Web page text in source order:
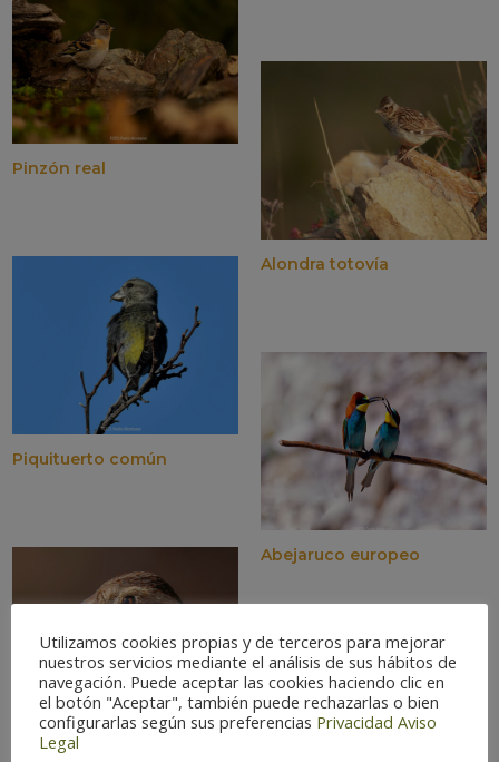
Pinzón real
Piquituerto común
Gorrión chillón
Alondra totovía
Abejaruco europeo
Utilizamos cookies propias y de terceros para mejorar
nuestros servicios mediante el análisis de sus hábitos de
navegación. Puede aceptar las cookies haciendo clic en
el botón "Aceptar", también puede rechazarlas o bien
configurarlas según sus preferencias Privacidad Aviso
Legal